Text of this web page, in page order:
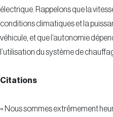
électrique. Rappelons que la
conditions climatiques et la
véhicule, et que l’autonomie
l’utilisation du système de
Citations
« Nous sommes extrêmement